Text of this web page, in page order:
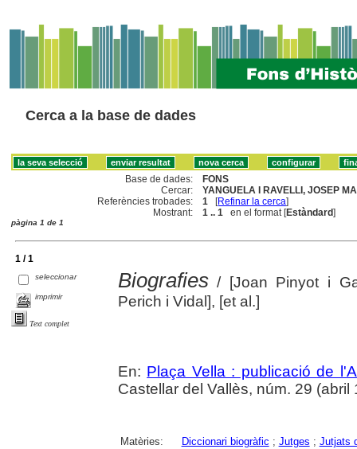
Cerca a la base de dades
Base de dades:
FONS
Cercar:
YANGUELA I RAVELLI, JOSEP
Referències trobades:
1 [Refinar la cerca]
Mostrant:
1 .. 1 en el format [Estàndard]
pàgina 1 de 1
1 / 1
seleccionar
imprimir
Text complet
Biografies/ [Joan Pinyot i
Perich i Vidal], [et al.]
En: Plaça Vella : publicació de
Castellar del Vallès, núm. 29 (abril
Matèries: Diccionari biogràfic ; Jutges ; Jutjats